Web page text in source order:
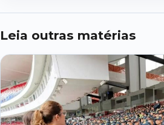
Leia outras matérias